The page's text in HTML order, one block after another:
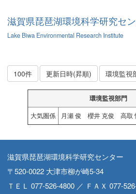
滋賀県琵琶湖環境科学研究セ
Lake Biwa Environmental Research Institute
100件 更新日時(昇順) 環境監視
環境監視部門
大気圏係
月瀬 俊 櫻井 克俊 高
滋賀県琵琶湖環境科学研究センター
〒520-0022 大津市柳が崎5-34
ＴＥＬ 077-526-4800 ／ ＦＡＸ 077-